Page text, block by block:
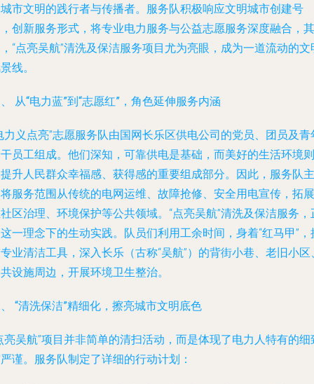
市文明的践行者与传播者。服务队积极响应文明城市创建号
创新服务形式，将专业电力服务与公益志愿服务深度融合，其
“点亮吴航”清洗及保洁服务项目尤为亮眼，成为一道流动的文
线。
从“电力蓝”到“志愿红”，角色延伸服务内涵
力义点亮”志愿服务队由国网长乐区供电公司的党员、团员及青
员工组成。他们深知，可靠供电是基础，而美好的生活环境则
升人民群众幸福感、获得感的重要组成部分。因此，服务队主
服务范围从传统的电网运维、故障抢修、安全用电宣传，拓展
区治理、环境保护等公共领域。“点亮吴航”清洗及保洁服务，
一理念下的生动实践。队员们利用工余时间，身着“红马甲”，
业清洁工具，深入长乐（古称“吴航”）的背街小巷、老旧小区
设施周边，开展环境卫生整治。
“清洗保洁”精细化，擦亮城市文明底色
亮吴航”项目并非简单的清扫活动，而是体现了电力人特有的细
谨。服务队制定了详细的行动计划：